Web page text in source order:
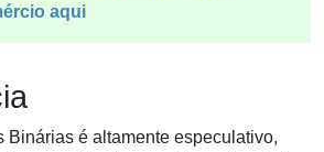
aqui
Binárias é altamente especulativo,